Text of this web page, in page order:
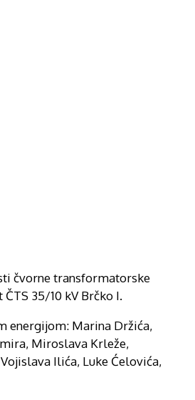
čvorne transformatorske
35/10 kV Brčko I.
energijom: Marina Držića,
Miroslava Krleže,
Ilića, Luke Ćelovića,